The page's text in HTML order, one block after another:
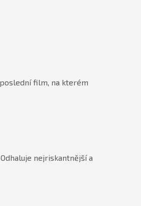
film, na kterém
nejriskantnější a